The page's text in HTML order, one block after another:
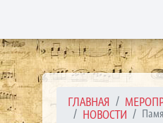
ГЛАВНАЯ
НОВОСТИ